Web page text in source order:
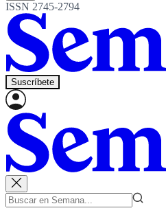
ISSN 2745-2794
Suscríbete